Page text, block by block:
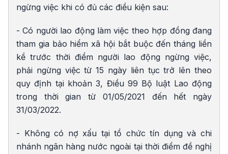
ngừng việc khi có đủ các điều kiện sau:
- Có người lao động làm việc theo hợp đồng đang
tham gia bảo hiểm xã hội bắt buộc đến tháng liền
kề trước thời điểm người lao động ngừng việc,
phải ngừng việc từ 15 ngày liên tục trở lên theo
quy định tại khoản 3, Điều 99 Bộ luật Lao động
trong thời gian từ 01/05/2021 đến hết ngày
31/03/2022.
- Không có nợ xấu tại tổ chức tín dụng và chi
nhánh ngân hàng nước ngoài tại thời điểm đề nghị